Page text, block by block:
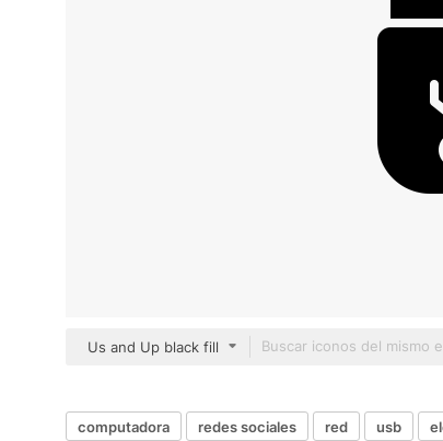
Us and Up black fill
computadora redes sociales red usb